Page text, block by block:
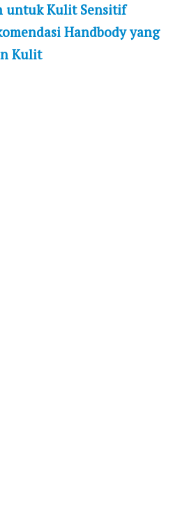
untuk Kulit Sensitif
Handbody yang
Kulit